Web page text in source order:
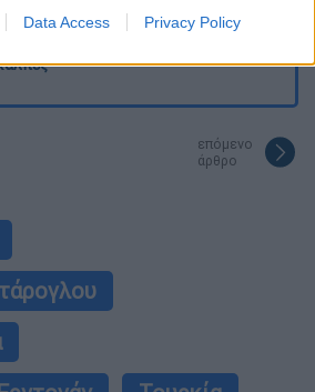
Data Access Privacy Policy
στη ΔΕΘ με το βλέμμα στο
– Το οικονομικό στοίχημα, η
επόμενο
άρθρο